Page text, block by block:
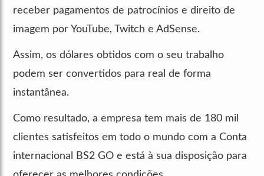
receber pagamentos de patrocínios e direito de
imagem por YouTube, Twitch e AdSense.
Assim, os dólares obtidos com o seu trabalho
podem ser convertidos para real de forma
instantânea.
Como resultado, a empresa tem mais de 180 mil
clientes satisfeitos em todo o mundo com a Conta
internacional BS2 GO e está à sua disposição para